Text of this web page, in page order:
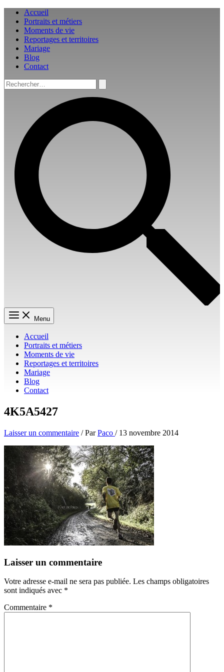
Aller
contenu
Accueil
Portraits et métiers
Moments de vie
Reportages et territoires
Mariage
Blog
Contact
Rechercher :
Menu
Accueil
Portraits et métiers
Moments de vie
Reportages et territoires
Mariage
Blog
Contact
4K5A5427
Laisser un commentaire / ParPaco / 13 novembre 2014
Laisser un commentaire
Votre adresse e-mail ne sera pas publiée. Les champs obligatoires
sont indiqués avec *
Commentaire *